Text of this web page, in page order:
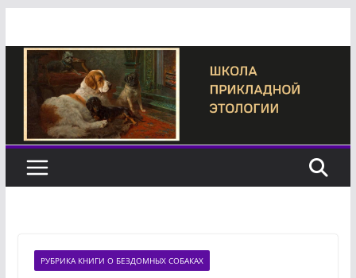
содержимому
РУБРИКА КНИГИ О БЕЗДОМНЫХ СОБАКАХ